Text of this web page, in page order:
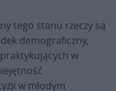
tego stanu rzeczy są
demograficzny,
w
w młodym